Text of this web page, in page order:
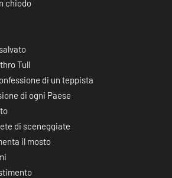
chiodo
Tull
di un teppista
di ogni Paese
di sceneggiate
il mosto